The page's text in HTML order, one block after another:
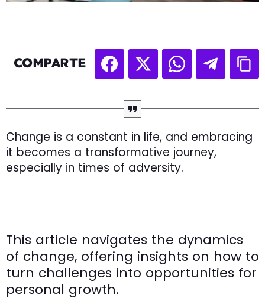
COMPARTE
Change is a constant in life, and embracing
it becomes a transformative journey,
especially in times of adversity.
This article navigates the dynamics
of change, offering insights on how to
turn challenges into opportunities for
personal growth.